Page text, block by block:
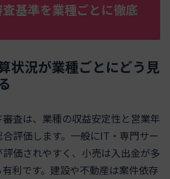
基準を業種ごとに徹底
状況が業種ごとにどう見
査は、業種の収益安定性と営業年
評価します。一般にIT・専門サー
価されやすく、小売は入出金が多
利です。建設や不動産は案件依存